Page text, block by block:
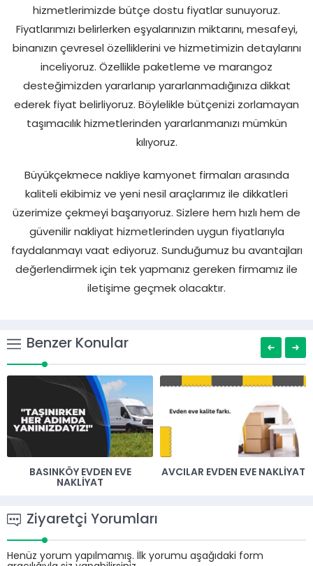
hizmetlerimizde bütçe dostu fiyatlar sunuyoruz.
Fiyatlarımızı belirlerken eşyalarınızın miktarını, mesafeyi,
binanızın çevresel özelliklerini ve hizmetimizin detaylarını
inceliyoruz. Özellikle paketleme ve marangoz
desteğimizden yararlanıp yararlanmadığınıza dikkat
ederek fiyat belirliyoruz. Böylelikle bütçenizi zorlamayan
taşımacılık hizmetlerinden yararlanmanızı mümkün
kılıyoruz.
Büyükçekmece nakliye kamyonet firmaları arasında
kaliteli ekibimiz ve yeni nesil araçlarımız ile dikkatleri
üzerimize çekmeyi başarıyoruz. Sizlere hem hızlı hem de
güvenilir nakliyat hizmetlerinden uygun fiyatlarıyla
faydalanmayı vaat ediyoruz. Sunduğumuz bu avantajları
değerlendirmek için tek yapmanız gereken firmamız ile
iletişime geçmek olacaktır.
Benzer Konular
BASINKÖY EVDEN EVE
NAKLIYAT
AVCILAR EVDEN EVE NAKLIYAT
Ziyaretçi Yorumları
Henüz yorum yapılmamış. İlk yorumu aşağıdaki form